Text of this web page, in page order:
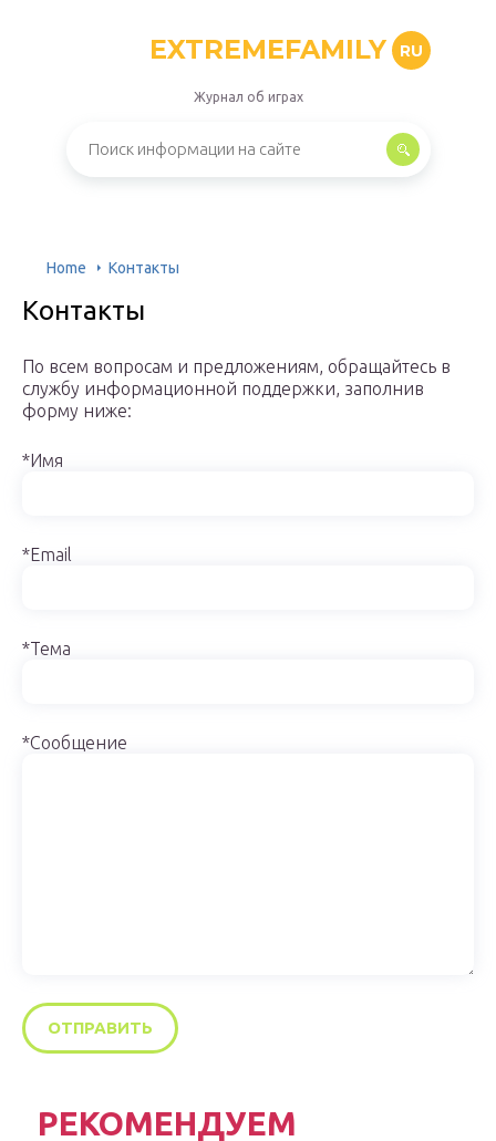
EXTREMEFAMILY RU
Журнал об играх
Home Контакты
Контакты
По всем вопросам и предложениям, обращайтесь в
службу информационной поддержки, заполнив
форму ниже:
*Имя
*Email
*Тема
*Сообщение
РЕКОМЕНДУЕМ